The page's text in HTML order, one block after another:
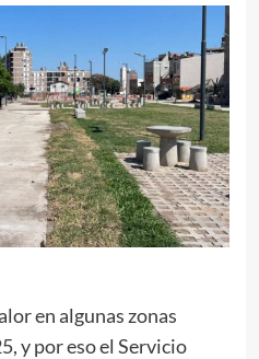
en algunas zonas
y por eso el Servicio